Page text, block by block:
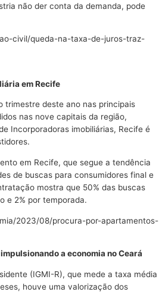
não der conta da demanda, pode
civil/queda-na-taxa-de-juros-traz-
em Recife
trimestre deste ano nas principais
nas nove capitais da região,
Incorporadoras imobiliárias, Recife é
em Recife, que segue a tendência
de buscas para consumidores final e
mostra que 50% das buscas
e 2% por temporada.
2023/08/procura-por-apartamentos-
a economia no Ceará
(IGMI-R), que mede a taxa média
houve uma valorização dos